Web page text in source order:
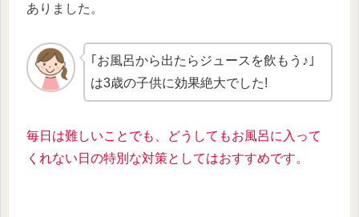
ありました。
｢お風呂から出たらジュースを飲もう♪｣
は3歳の子供に効果絶大でした!
毎日は難しいことでも、どうしてもお風呂に入って
くれない日の特別な対策としてはおすすめです。